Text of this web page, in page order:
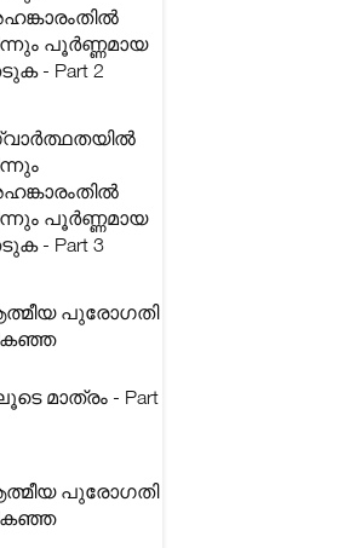
പൂർണ്ണമായ
- Part 2
പൂർണ്ണമായ
- Part 3
പുരോഗതി
മാത്രം - Part
പുരോഗതി